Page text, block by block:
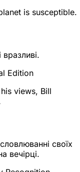
is susceptible.
Edition
views, Bill
своїх
вечірці.